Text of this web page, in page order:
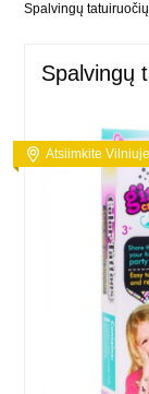
Spalvingų
Spalvingų
Atsiimkite